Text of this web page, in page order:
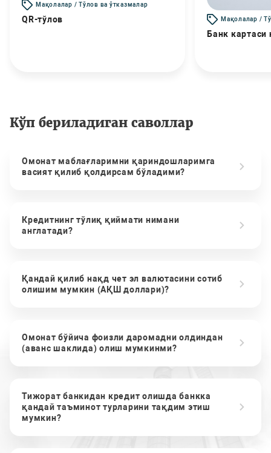
Мақолалар / Тўлов ва ўтказмалар
QR-тўлов Мақолалар /
Банк картаси
Кўп бериладиган саволлар
Омонат маблағларимни қариндошларимга
васият қилиб қолдирсам бўладими?
Кредитнинг тўлиқ қиймати нимани
англатади?
Қандай қилиб нақд чет эл валютасини сотиб
олишим мумкин (АҚШ доллари)?
Омонат бўйича фоизли даромадни олдиндан
(аванс шаклида) олиш мумкинми?
Тижорат банкидан кредит олишда банкка
қандай таъминот турларини тақдим этиш
мумкин?